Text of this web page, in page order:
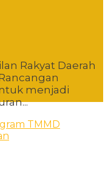
Rakyat Daerah
menjadi